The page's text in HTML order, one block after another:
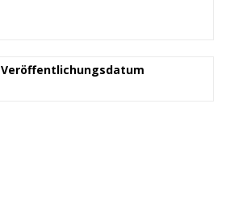
Veröffentlichungsdatum